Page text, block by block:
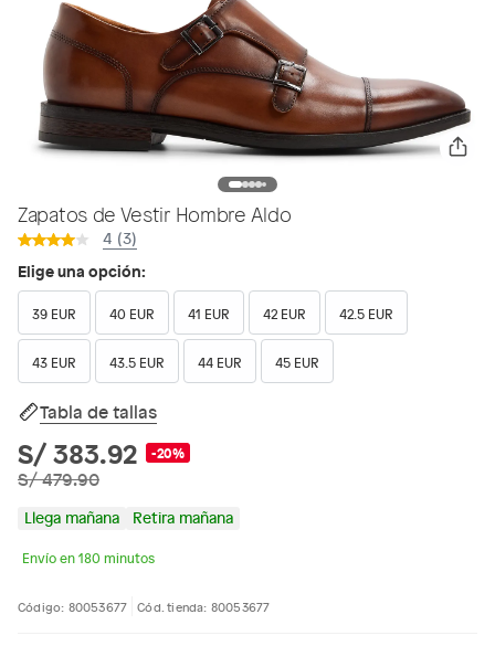
Zapatos de Vestir Hombre Aldo
4 (3)
Elige una opción:
39 EUR 40 EUR 41 EUR 42 EUR 42.5 EUR
43 EUR 43.5 EUR 44 EUR 45 EUR
Tabla de tallas
S/ 383.92 -20%
S/ 479.90
Llega mañana Retira mañana
Envío en 180 minutos
Código: 80053677 Cód. tienda: 80053677